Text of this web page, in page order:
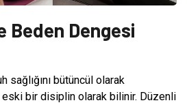
Beden Dengesi
sağlığını bütüncül olarak
bir disiplin olarak bilinir. Düzenli